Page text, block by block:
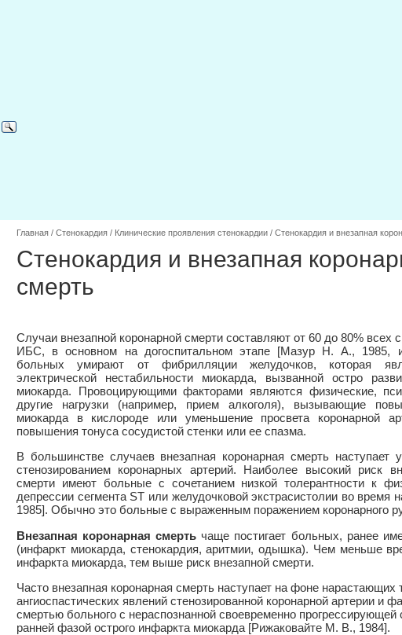
Главная / Стенокардия / Клинические проявления стенокардии / Стенокардия и внезапная
Стенокардия и внезапная
смерть
Случаи внезапной коронарной смерти составляют от 60 до 80% всех
ИБС, в основном на догоспитальном этапе [Мазур Н. А., 1985,
больных умирают от фибрилляции желудочков, которая
электрической нестабильности миокарда, вызванной остро
миокарда. Провоцирующими факторами являются физические,
другие нагрузки (например, прием алкоголя), вызывающие
миокарда в кислороде или уменьшение просвета коронарной
повышения тонуса сосудистой стенки или ее спазма.
В большинстве случаев внезапная коронарная смерть
стенозированием коронарных артерий. Наиболее высокий риск
смерти имеют больные с сочетанием низкой толерантности к
депрессии сегмента ST или желудочковой экстрасистолии во время
1985]. Обычно это больные с выраженным поражением коронарного
Внезапная коронарная смерть чаще постигает больных, ранее
(инфаркт миокарда, стенокардия, аритмии, одышка). Чем меньше
инфаркта миокарда, тем выше риск внезапной смерти.
Часто внезапная коронарная смерть наступает на фоне нарастающих
ангиоспастических явлений стенозированной коронарной артерии и
смертью больного с нераспознанной своевременно прогрессирующей
ранней фазой острого инфаркта миокарда [Рижаковайте М. В., 1984].